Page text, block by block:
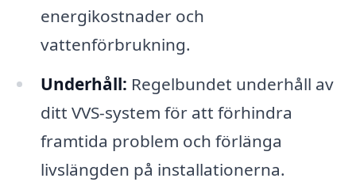
energikostnader och
vattenförbrukning.
Underhåll: Regelbundet underhåll av
ditt VVS-system för att förhindra
framtida problem och förlänga
livslängden på installationerna.